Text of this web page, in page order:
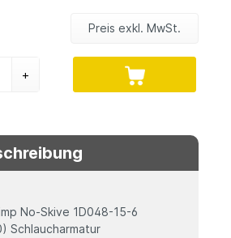
Preis exkl. MwSt.
+
No-Skive 1D048-15-6
Schlaucharmatur